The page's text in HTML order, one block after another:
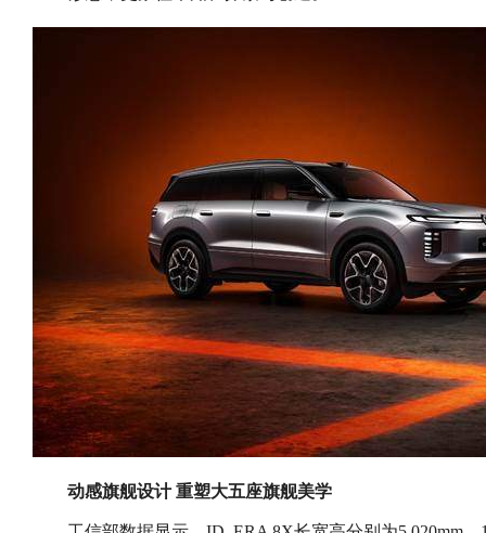
动感旗舰设计 重塑大五座旗舰美学